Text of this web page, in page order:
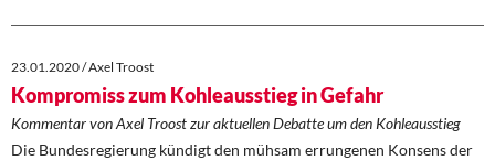
23.01.2020 / Axel Troost
Kompromiss zum Kohleausstieg in Gefahr
Kommentar von Axel Troost zur aktuellen Debatte um den Kohleausstieg
Die Bundesregierung kündigt den mühsam errungenen Konsens der